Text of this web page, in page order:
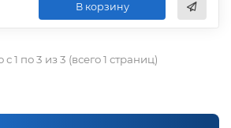
В корзину
1 по 3 из 3 (всего 1 страниц)